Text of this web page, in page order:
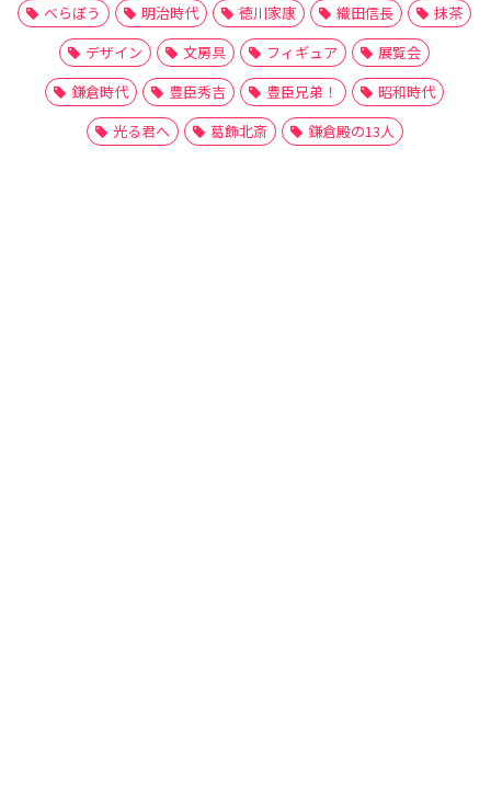
べらぼう
明治時代 徳川家康 織田信長
抹茶
デザイン
文房具 フィギュア
展覧会
鎌倉時代
豊臣秀吉 豊臣兄弟！
昭和時代
光る君へ
葛飾北斎 鎌倉殿の13人